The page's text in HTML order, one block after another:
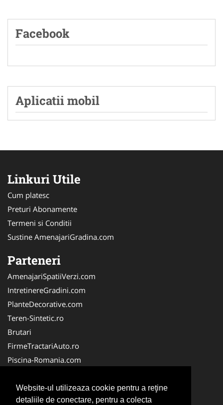
Website-ul utilizeaza cookie pentru a reţine
detaliile de conectare, pentru a colecta
Facebook
Aplicatii mobil
Linkuri Utile
Cum platesc
Preturi Abonamente
Termeni si Conditii
Sustine AmenajariGradina.com
Parteneri
AmenajariSpatiiVerzi.com
IntretinereGradini.com
PlanteDecorative.com
Teren-Sintetic.ro
Brutari
FirmeTractariAuto.ro
Piscina-Romania.com
Curatenie-Generala.com
Alpinist-Utilitar.com